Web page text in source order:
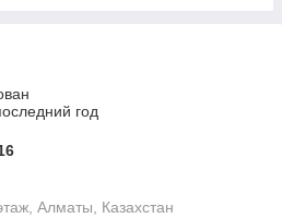
год
Алматы, Казахстан